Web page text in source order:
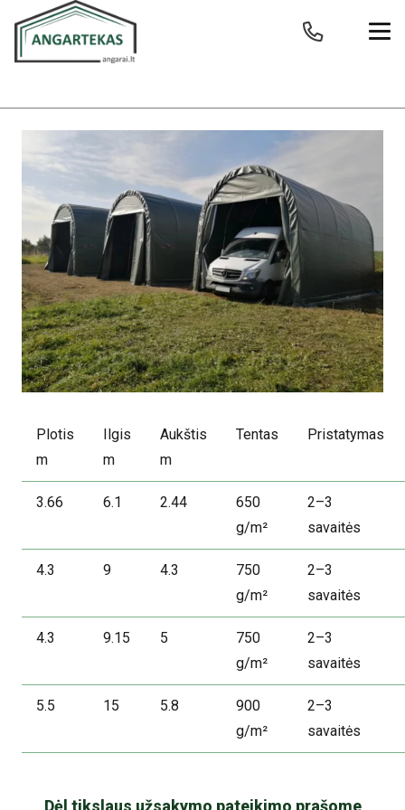
Plotis
m
Ilgis
m
Aukštis
m
Tentas Pristatymas
3.66 6.1 2.44
650
g/m²
2–3
savaitės
4.3 9 4.3
750
g/m²
2–3
savaitės
4.3 9.15 5
750
g/m²
2–3
savaitės
5.5 15 5.8
900
g/m²
2–3
savaitės
Dėl tikslaus užsakymo pateikimo prašome